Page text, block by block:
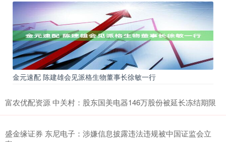
金元速配 陈建雄会见派格生物董事长徐敏一行
富农优配资源 中关村：股东国美电器146万股份被延长冻结期限
盛金缘证券 东尼电子：涉嫌信息披露违法违规被中国证监会立